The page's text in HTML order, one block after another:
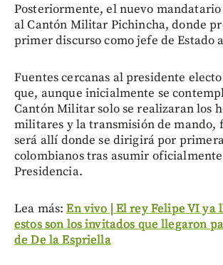
Posteriormente, el nuevo
al Cantón Militar Pichincha, donde
primer discurso como jefe de Estado
Fuentes cercanas al presidente
que, aunque inicialmente se
Cantón Militar solo se realizaran los
militares y la transmisión de mando,
será allí donde se dirigirá por
colombianos tras asumir
Presidencia.
Lea más:En vivo | El rey Felipe VI ya
estos son los invitados que llegaron
de De la Espriella